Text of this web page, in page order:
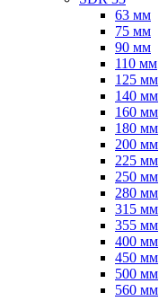
63 мм
75 мм
90 мм
110 мм
125 мм
140 мм
160 мм
180 мм
200 мм
225 мм
250 мм
280 мм
315 мм
355 мм
400 мм
450 мм
500 мм
560 мм